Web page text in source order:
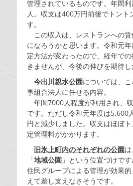
管理されているものです。年間
人。収支は400万円前後でトント
す。
この収入は、レストランへの賃
になろうかと思います。令和元
定方法が変わったので、経年で
きませんが、今後の伸びを期待し
今出川親水公園については、
事組合法人に任せる内容。
年間7000人程度が利用され、
です。ただし令和元年度は5,600
円と減少しました。収支はほぼ
定管理料がかかります。
旧氷上町内のそれぞれの公園
「地域公園 」という位置づけで
住民グループによる管理が効果
えて差し支えなさそうです。